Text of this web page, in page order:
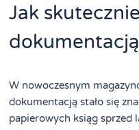
Jak
W nowoczesnym
dokumentacją stało się
papierowych ksiąg sprzed